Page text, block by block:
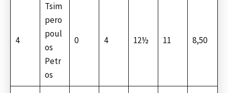
4
Tsim
pero
poul
os
Petr
os
0 4 12½ 11 8,50